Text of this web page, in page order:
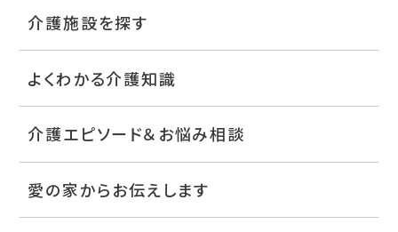
介護施設を探す
よくわかる介護知識
介護エピソード＆お悩み相談
愛の家からお伝えします